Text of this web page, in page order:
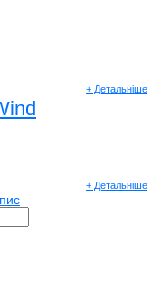
+ Детальніше
+ Детальніше